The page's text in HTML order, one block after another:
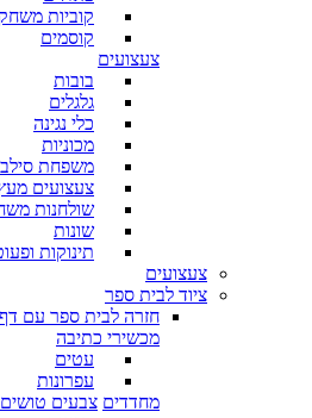
קוביות משחק
קוסמים
צעצועים
בובות
גלגלים
כלי נגינה
מכוניות
משפחת
צעצועים
שולחנות
שונות
תינוקות
צעצועים
ציוד לבית ספר
חזרה לבית ספר עם
מכשירי כתיבה
עטים
עפרונות
מחדדים צבעים